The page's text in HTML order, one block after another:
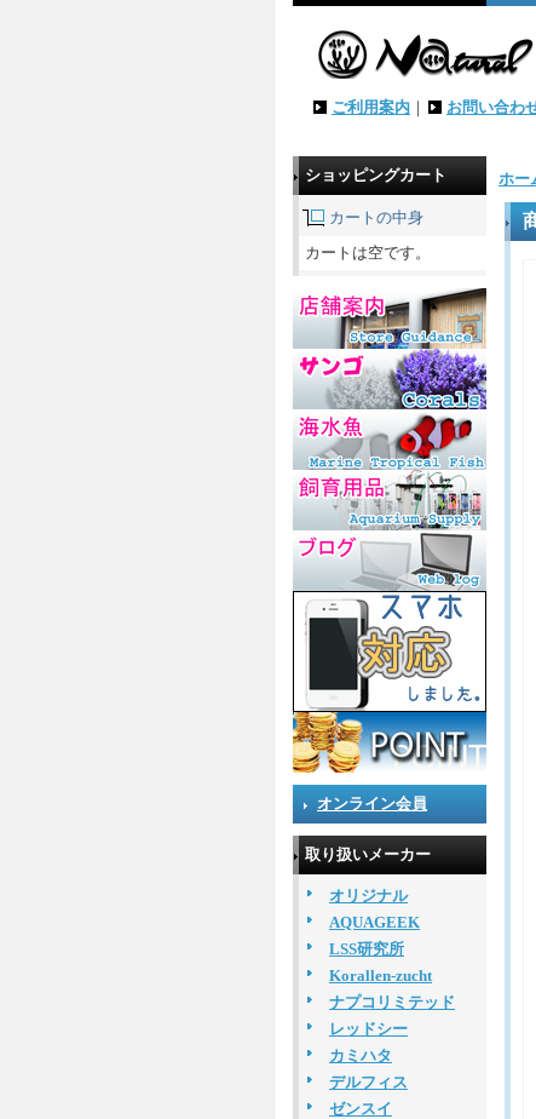
ご利用案内 ｜ お問い合わ
ショッピングカート
カートの中身
カートは空です。
オンライン会員
取り扱いメーカー
オリジナル
AQUAGEEK
LSS研究所
Korallen-zucht
ナプコリミテッド
レッドシー
カミハタ
デルフィス
ゼンスイ
ホー